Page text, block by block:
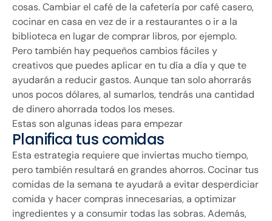
cosas. Cambiar el café de la cafetería por café casero,
cocinar en casa en vez de ir a restaurantes o ir a la
biblioteca en lugar de comprar libros, por ejemplo.
Pero también hay pequeños cambios fáciles y
creativos que puedes aplicar en tu día a día y que te
ayudarán a reducir gastos. Aunque tan solo ahorrarás
unos pocos dólares, al sumarlos, tendrás una cantidad
de dinero ahorrada todos los meses.
Estas son algunas ideas para empezar
Planifica tus comidas
Esta estrategia requiere que inviertas mucho tiempo,
pero también resultará en grandes ahorros. Cocinar tus
comidas de la semana te ayudará a evitar desperdiciar
comida y hacer compras innecesarias, a optimizar
ingredientes y a consumir todas las sobras. Además,